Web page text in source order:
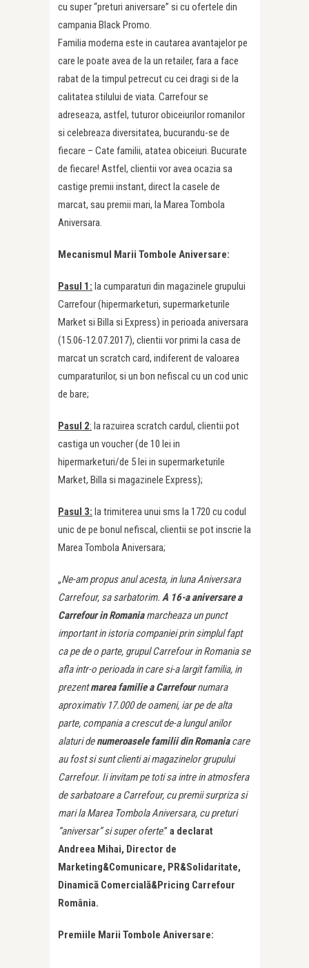
cu super “preturi aniversare” si cu ofertele din
campania Black Promo.
Familia moderna este in cautarea avantajelor pe
care le poate avea de la un retailer, fara a face
rabat de la timpul petrecut cu cei dragi si de la
calitatea stilului de viata. Carrefour se
adreseaza, astfel, tuturor obiceiurilor romanilor
si celebreaza diversitatea, bucurandu-se de
fiecare – Cate familii, atatea obiceiuri. Bucurate
de fiecare! Astfel, clientii vor avea ocazia sa
castige premii instant, direct la casele de
marcat, sau premii mari, la Marea Tombola
Aniversara.
Mecanismul Marii Tombole Aniversare:
Pasul 1: la cumparaturi din magazinele grupului
Carrefour (hipermarketuri, supermarketurile
Market si Billa si Express) in perioada aniversara
(15.06-12.07.2017), clientii vor primi la casa de
marcat un scratch card, indiferent de valoarea
cumparaturilor, si un bon nefiscal cu un cod unic
de bare;
Pasul 2: la razuirea scratch cardul, clientii pot
castiga un voucher (de 10 lei in
hipermarketuri/de 5 lei in supermarketurile
Market, Billa si magazinele Express);
Pasul 3: la trimiterea unui sms la 1720 cu codul
unic de pe bonul nefiscal, clientii se pot inscrie la
Marea Tombola Aniversara;
„Ne-am propus anul acesta, in luna Aniversara
Carrefour, sa sarbatorim. A 16-a aniversare a
Carrefour in Romaniamarcheaza un punct
important in istoria companiei prin simplul fapt
ca pe de o parte, grupul Carrefour in Romania se
afla intr-o perioada in care si-a largit familia, in
prezentmarea familie a Carrefournumara
aproximativ 17.000 de oameni, iar pe de alta
parte, compania a crescut de-a lungul anilor
alaturi denumeroasele familii din Romaniacare
au fost si sunt clienti ai magazinelor grupului
Carrefour. Ii invitam pe toti sa intre in atmosfera
de sarbatoare a Carrefour, cu premii surpriza si
mari la Marea Tombola Aniversara, cu preturi
“aniversar” si super oferte.” a declarat
Andreea Mihai, Director de
Marketing&Comunicare, PR&Solidaritate,
Dinamică Comercială&Pricing Carrefour
România.
Premiile Marii Tombole Aniversare: